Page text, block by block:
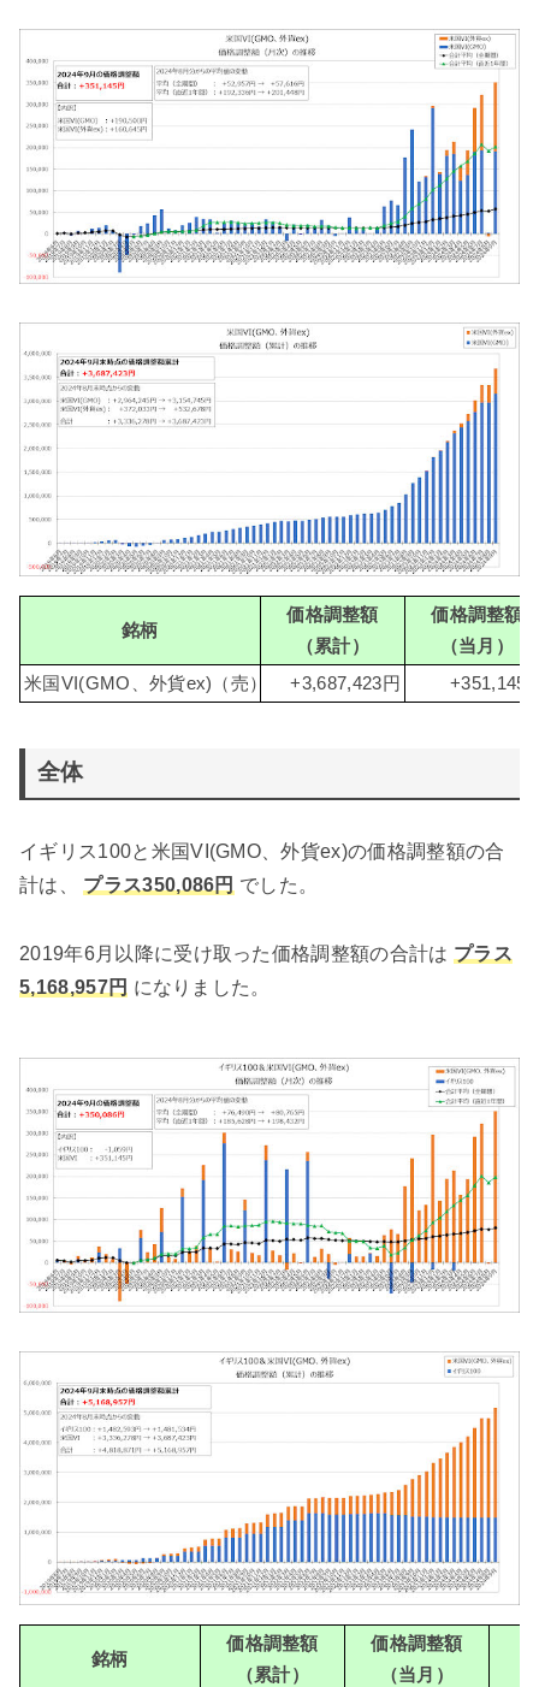
銘柄
価格調整額
（累計）
価格調整額
（当月）
米国VI(GMO、外貨ex)（売）
+3,687,423円 +351,145
全体
イギリス100と米国VI(GMO、外貨ex)の価格調整額の合
計は、 プラス350,086円 でした。
2019年6月以降に受け取った価格調整額の合計は プラス
5,168,957円 になりました。
銘柄
価格調整額
（累計）
価格調整額
（当月）